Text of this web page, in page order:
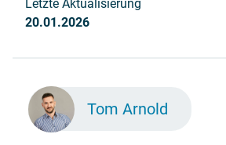
Letzte Aktualisierung
20.01.2026
Tom Arnold